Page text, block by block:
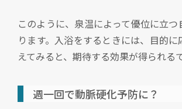
このように、泉温によって優位に立
ります。入浴をするときには、目的
えてみると、期待する効果が得られる
週一回で動脈硬化予防に？